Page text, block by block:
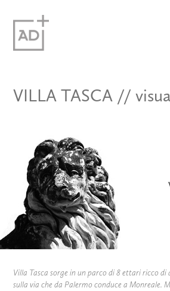
VILLA TASCA //
Villa Tasca sorge in un parco di 8 ettari ricco
sulla via che da Palermo conduce a Monreale.